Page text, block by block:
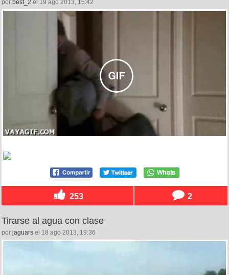
por best_2 el 19 ago 2013, 15:42
253 2
Tirarse al agua con clase
por jaguars el 18 ago 2013, 19:36